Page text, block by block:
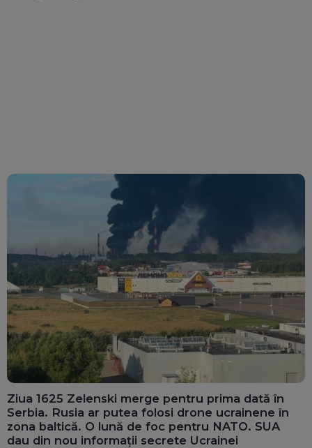
Ziua 1625 Zelenski merge pentru prima dată în
Serbia. Rusia ar putea folosi drone ucrainene în
zona baltică. O lună de foc pentru NATO. SUA
dau din nou informații secrete Ucrainei